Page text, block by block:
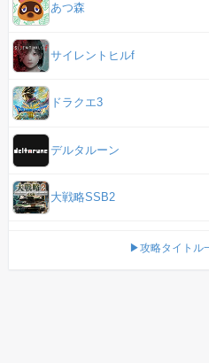
あつ森
サイレントヒルf
ドラクエ3
デルタルーン
大戦略SSB2
▶攻略タイトル